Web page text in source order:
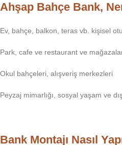
Ahşap Bahçe Bank,
Ev, bahçe, balkon, teras vb. kişisel
Park, cafe ve restaurant ve
Okul bahçeleri, alışveriş merkezleri
Peyzaj mimarlığı, sosyal yaşam ve
Bank Montajı Nasıl